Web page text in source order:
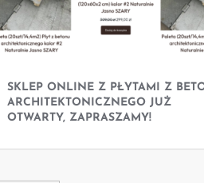
SKLEP ONLINE Z PŁYTAMI Z
ARCHITEKTONICZNEGO JUŻ
OTWARTY, ZAPRASZAMY!